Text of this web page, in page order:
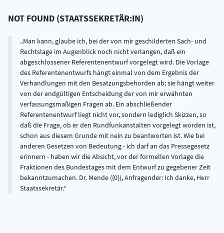
NOT FOUND (STAATSSEKRETÄR:IN)
Man kann, glaube ich, bei der von mir geschilderten Sach- und
Rechtslage im Augenblick noch nicht verlangen, daß ein
abgeschlossener Referentenentwurf vorgelegt wird. Die Vorlage
des Referentenentwurfs hängt einmal von dem Ergebnis der
Verhandlungen mit den Besatzungsbehorden ab; sie hängt weiter
von der endgültigen Entscheidung der von mir erwähnten
verfassungsmaßigen Fragen ab. Ein abschließender
Referentenentwurf liegt nicht vor, sondern lediglich Skizzen, so
daß die Frage, ob er den Rundfunkanstalten vorgelegt worden ist,
schon aus diesem Grunde mit nein zu beantworten ist. Wie bei
anderen Gesetzen von Bedeutung - ich darf an das Pressegesetz
erinnern - haben wir die Absicht, vor der formellen Vorlage die
Fraktionen des Bundestages mit dem Entwurf zu gegebener Zeit
bekanntzumachen. Dr. Mende ({0}), Anfragender: Ich danke, Herr
Staatssekretär.